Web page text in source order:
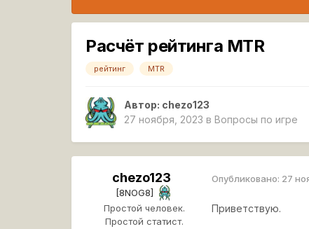
Расчёт рейтинга MTR
рейтинг MTR
Автор: chezo123
27 ноября, 2023 в Вопросы по игре
chezo123
[8NOG8]
Простой человек.
Простой статист.
Опубликовано: 27
Приветствую.